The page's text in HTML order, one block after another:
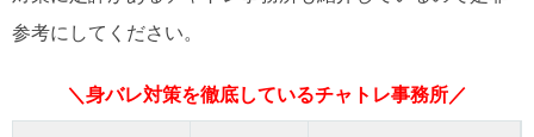
参考にしてください。
＼身バレ対策を徹底しているチャトレ事務所／